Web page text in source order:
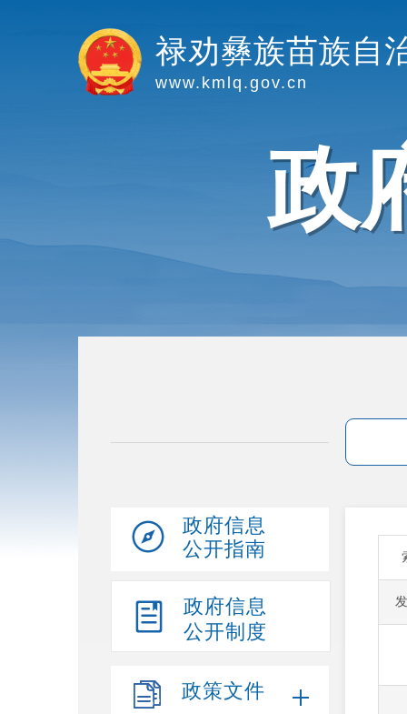
禄劝彝族苗族自
www.kmlq.gov.cn
政
政府信息
公开指南
政府信息
公开制度
政策文件